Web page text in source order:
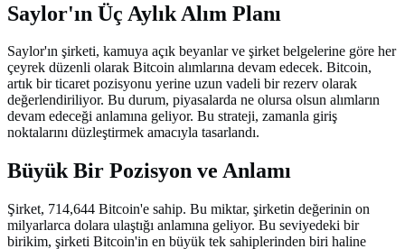
Saylor'ın Üç Aylık Alım Planı
Saylor'ın şirketi, kamuya açık beyanlar ve şirket belgelerine göre her
çeyrek düzenli olarak Bitcoin alımlarına devam edecek. Bitcoin,
artık bir ticaret pozisyonu yerine uzun vadeli bir rezerv olarak
değerlendiriliyor. Bu durum, piyasalarda ne olursa olsun alımların
devam edeceği anlamına geliyor. Bu strateji, zamanla giriş
noktalarını düzleştirmek amacıyla tasarlandı.
Büyük Bir Pozisyon ve Anlamı
Şirket, 714,644 Bitcoin'e sahip. Bu miktar, şirketin değerinin on
milyarlarca dolara ulaştığı anlamına geliyor. Bu seviyedeki bir
birikim, şirketi Bitcoin'in en büyük tek sahiplerinden biri haline